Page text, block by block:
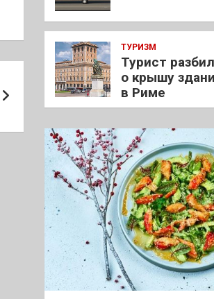
ТУРИЗМ
Турист
о крышу
в Риме